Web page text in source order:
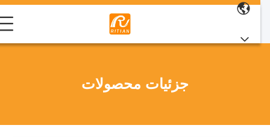
جزئیات محصولات